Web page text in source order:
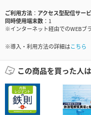
ご利用方法
アクセス型配信サー
同時使用端末数
1
※インターネット経由でのWEBブ
※導入・利用方法の詳細はこちら
この商品を買った人